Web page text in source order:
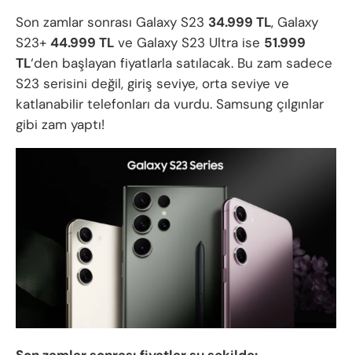
Son zamlar sonrası Galaxy S23 34.999 TL, Galaxy
S23+ 44.999 TL ve Galaxy S23 Ultra ise 51.999
TL‘den başlayan fiyatlarla satılacak. Bu zam sadece
S23 serisini değil, giriş seviye, orta seviye ve
katlanabilir telefonları da vurdu. Samsung çılgınlar
gibi zam yaptı!